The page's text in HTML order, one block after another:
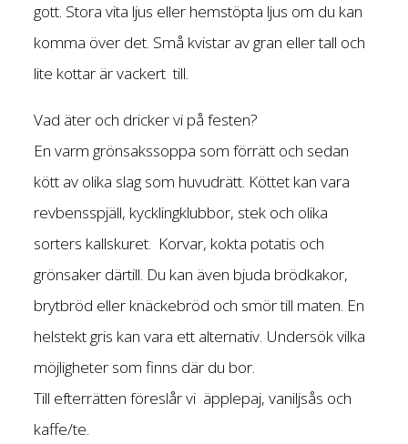
gott. Stora vita ljus eller hemstöpta ljus om du kan
komma över det. Små kvistar av gran eller tall och
lite kottar är vackert till.
Vad äter och dricker vi på festen?
En varm grönsakssoppa som förrätt och sedan
kött av olika slag som huvudrätt. Köttet kan vara
revbensspjäll, kycklingklubbor, stek och olika
sorters kallskuret. Korvar, kokta potatis och
grönsaker därtill. Du kan även bjuda brödkakor,
brytbröd eller knäckebröd och smör till maten. En
helstekt gris kan vara ett alternativ. Undersök vilka
möjligheter som finns där du bor.
Till efterrätten föreslår vi äpplepaj, vaniljsås och
kaffe/te.